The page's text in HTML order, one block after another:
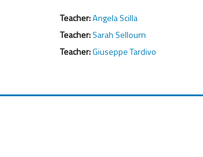
Teacher:Angela Scilla
Teacher:Sarah Selloum
Teacher:Giuseppe Tardivo